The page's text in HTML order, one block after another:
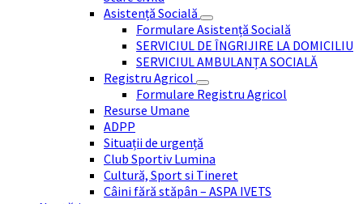
Asistență Socială
Formulare Asistență Socială
SERVICIUL DE ÎNGRIJIRE LA DOMICILIU
SERVICIUL AMBULANȚA SOCIALĂ
Registru Agricol
Formulare Registru Agricol
Resurse Umane
ADPP
Situații de urgență
Club Sportiv Lumina
Cultură, Sport si Tineret
Câini fără stăpân – ASPA IVETS